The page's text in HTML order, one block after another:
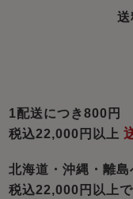
送
1配送につき800円
税込22,000円以上
北海道・沖縄・離島
税込22,000円以上